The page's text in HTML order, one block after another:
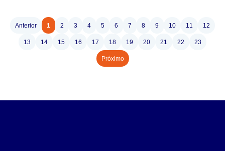
Anterior 1 2 3 4 5 6 7 8 9 10 11 12
13 14 15 16 17 18 19 20 21 22 23
Próximo